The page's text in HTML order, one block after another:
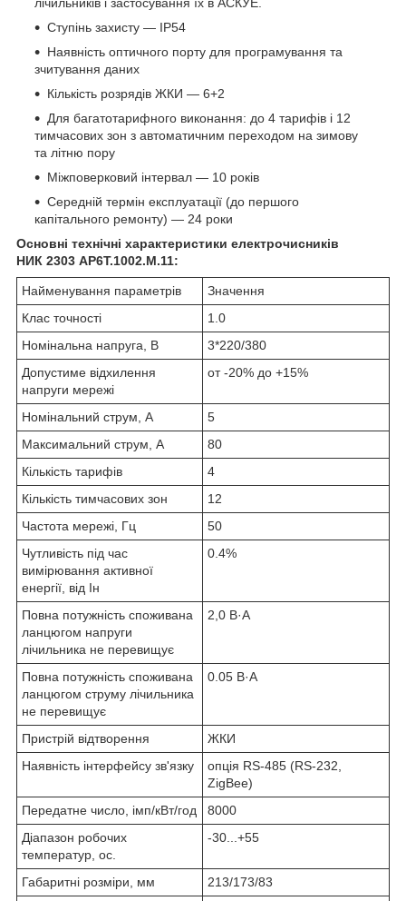
лічильників і застосування їх в АСКУЕ.
Ступінь захисту — ІР54
Наявність оптичного порту для програмування та
зчитування даних
Кількість розрядів ЖКИ — 6+2
Для багатотарифного виконання: до 4 тарифів і 12
тимчасових зон з автоматичним переходом на зимову
та літню пору
Міжповерковий інтервал — 10 років
Середній термін експлуатації (до першого
капітального ремонту) — 24 роки
Основні технічні характеристики електрочисників
НИК 2303 AP6T.1002.M.11:
Найменування параметрів
Значення
Клас точності
1.0
Номінальна напруга, В
3*220/380
Допустиме відхилення
напруги мережі
от -20% до +15%
Номінальний струм, А
5
Максимальний струм, А
80
Кількість тарифів
4
Кількість тимчасових зон
12
Частота мережі, Гц
50
Чутливість під час
вимірювання активної
енергії, від Iн
0.4%
Повна потужність споживана
ланцюгом напруги
лічильника не перевищує
2,0 В·А
Повна потужність споживана
ланцюгом струму лічильника
не перевищує
0.05 В·А
Пристрій відтворення
ЖКИ
Наявність інтерфейсу зв'язку
опція RS-485 (RS-232,
ZigBee)
Передатне число, імп/кВт/год
8000
Діапазон робочих
температур, ос.
-30...+55
Габаритні розміри, мм
213/173/83